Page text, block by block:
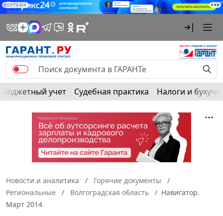
РЕКЛАМА
Бюджетный учет Судебная практика Налоги и
Новости и аналитика
Горячие документы
Региональные
Волгоградская область
Навигатор.
Март 2014